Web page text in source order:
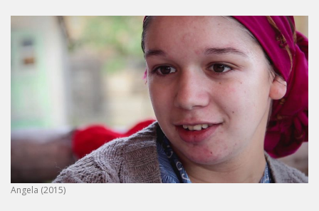
Angela (2015)